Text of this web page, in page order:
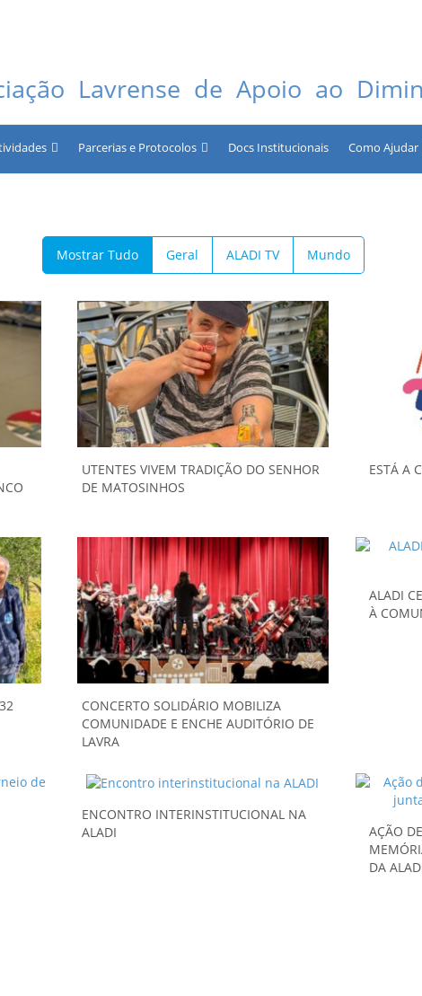
Lavrense de Apoio ao
Parcerias e Protocolos Docs Institucionais Como Ajudar
Mostrar Tudo Geral ALADI TV Mundo
UTENTES VIVEM TRADIÇÃO DO SENHOR
DE MATOSINHOS
ESTÁ A
CONCERTO SOLIDÁRIO MOBILIZA
COMUNIDADE E ENCHE AUDITÓRIO DE
LAVRA
ALADI
À
ENCONTRO INTERINSTITUCIONAL NA
ALADI
AÇÃO
DA